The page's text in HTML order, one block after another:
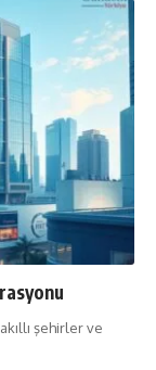
şehirler ve